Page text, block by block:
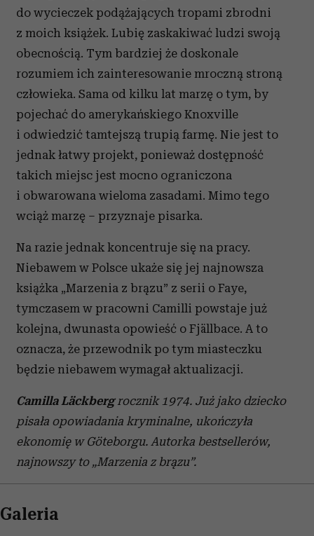
do wycieczek podążających tropami zbrodni
z moich książek. Lubię zaskakiwać ludzi swoją
obecnością. Tym bardziej że doskonale
rozumiem ich zainteresowanie mroczną stroną
człowieka. Sama od kilku lat marzę o tym, by
pojechać do amerykańskiego Knoxville
i odwiedzić tamtejszą trupią farmę. Nie jest to
jednak łatwy projekt, ponieważ dostępność
takich miejsc jest mocno ograniczona
i obwarowana wieloma zasadami. Mimo tego
wciąż marzę – przyznaje pisarka.
Na razie jednak koncentruje się na pracy.
Niebawem w Polsce ukaże się jej najnowsza
książka „Marzenia z brązu” z serii o Faye,
tymczasem w pracowni Camilli powstaje już
kolejna, dwunasta opowieść o Fjällbace. A to
oznacza, że przewodnik po tym miasteczku
będzie niebawem wymagał aktualizacji.
Camilla Läckbergrocznik 1974. Już jako dziecko
pisała opowiadania kryminalne, ukończyła
ekonomię w Göteborgu. Autorka bestsellerów,
najnowszy to „Marzenia z brązu”.
Galeria